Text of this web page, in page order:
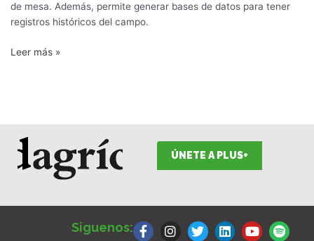
de mesa. Además, permite generar bases de datos para tener
registros históricos del campo.
Leer más »
ÚNETE A PLUS+
Siguenos:
a
c
n
s
w
i
i
n
o
u
p
o